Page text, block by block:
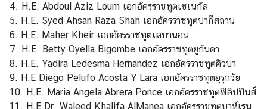
C
o
n
s
u
l
a
4. H.E. Abdoul Aziz Loum เอกอัครราชทูตเซเนกัล
5. H.E. Syed Ahsan Raza Shah เอกอัครราชทูตปากีสถาน
6. H.E. Maher Kheir เอกอัครราชทูตเลบานอน
7. H.E. Betty Oyella Bigombe เอกอัครราชทูตยูกันดา
8. H.E. Yadira Ledesma Hernandez เอกอัครราชทูตคิวบา
9. H.E Diego Pelufo Acosta Y Lara เอกอัครราชทูตอุรุกวัย
10. H.E. Maria Angela Abrera Ponce เอกอัครราชทูตฟิลิปปินส์
11. H.E Dr. Waleed Khalifa AlManea เอกอัครราชทูตบาห์เรน